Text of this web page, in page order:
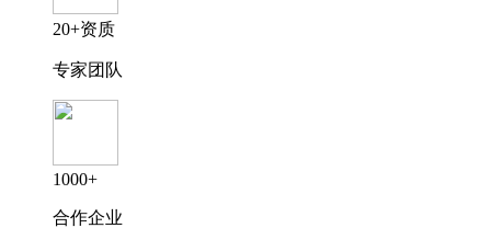
20+资质
专家团队
1000+
合作企业